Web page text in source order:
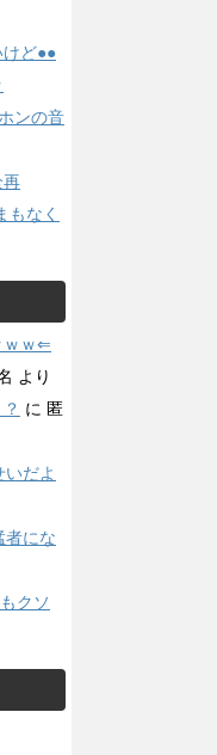
けど●●
ンの音
再
もなく
ｗｗ⇐
より
に 匿
いだよ
者にな
クソ